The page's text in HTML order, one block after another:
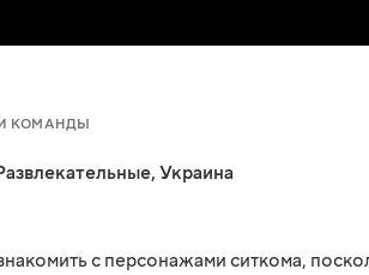
КОМАНДЫ
, Украина
с персонажами ситкома,